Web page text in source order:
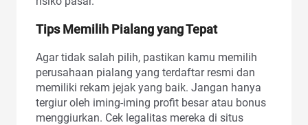
Tips Memilih Pialang yang Tepat
Agar tidak salah pilih, pastikan kamu memilih
perusahaan pialang yang terdaftar resmi dan
memiliki rekam jejak yang baik. Jangan hanya
tergiur oleh iming-iming profit besar atau bonus
menggiurkan. Cek legalitas mereka di situs